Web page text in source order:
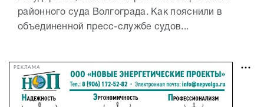
районного суда Волгограда. Как пояснили в
объединенной пресс-службе судов...
РЕКЛАМА